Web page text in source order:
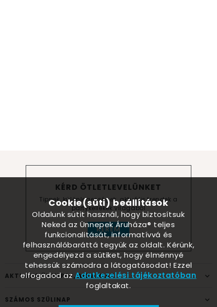
KÉRD ÖTLETLEVELÜNKET
Tippek, különlegességek, aktuális trendek a
partykellékek világából
KÉREM
AKTUÁLIS ÜNNEPEK, ALKALMAK
SZÁMOS SZÜLINAP
Cookie(süti) beállítások
Oldalunk sütit használ, hogy biztosítsuk
Neked az Ünnepek Áruháza® teljes
funkcionalitását, informatívvá és
felhasználóbaráttá tegyük az oldalt. Kérünk,
engedélyezd a sütiket, hogy élménnyé
tehessük számodra a látogatásodat! Ezzel
elfogadod azAdatkezelési tájékoztatóban
foglaltakat.